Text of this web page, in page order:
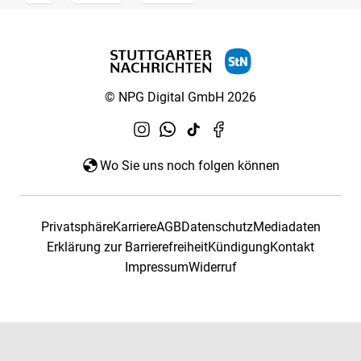
© NPG Digital GmbH 2026
Wo Sie uns noch folgen können
PrivatsphäreKarriereAGBDatenschutzMediadaten
Erklärung zur BarrierefreiheitKündigungKontakt
ImpressumWiderruf